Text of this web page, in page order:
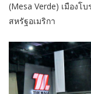
(Mesa Verde) เมืองโ
สหรัฐอเมริกา